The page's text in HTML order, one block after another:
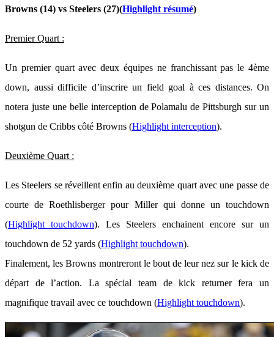
Browns (14) vs Steelers (27)(Highlight résumé)
Premier Quart :
Un premier quart avec deux équipes ne franchissant pas le 4ème
down, aussi difficile d’inscrire un field goal à ces distances. On
notera juste une belle interception de Polamalu de Pittsburgh sur un
shotgun de Cribbs côté Browns (Highlight interception).
Deuxième Quart :
Les Steelers se réveillent enfin au deuxième quart avec une passe de
courte de Roethlisberger pour Miller qui donne un touchdown
(Highlight touchdown). Les Steelers enchainent encore sur un
touchdown de 52 yards (Highlight touchdown).
Finalement, les Browns montreront le bout de leur nez sur le kick de
départ de l’action. La spécial team de kick returner fera un
magnifique travail avec ce touchdown (Highlight touchdown).